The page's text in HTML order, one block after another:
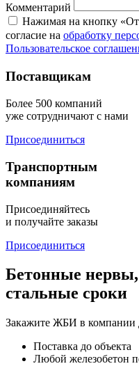
Комментарий
Нажимая на кнопку
согласие на обработку
Пользовательское
Поставщикам
Более 500 компаний
уже сотрудничают с нами
Присоединиться
Транспортным
компаниям
Присоединяйтесь
и получайте заказы
Присоединиться
Бетонные нервы,
стальные сроки
Закажите ЖБИ в
Поставка до объекта
Любой железобетон